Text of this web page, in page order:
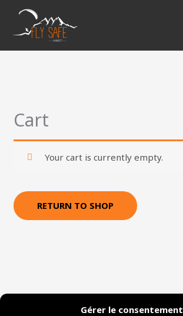
Gérer le consentement
content
Cart
Your cart is currently empty.
RETURN TO SHOP